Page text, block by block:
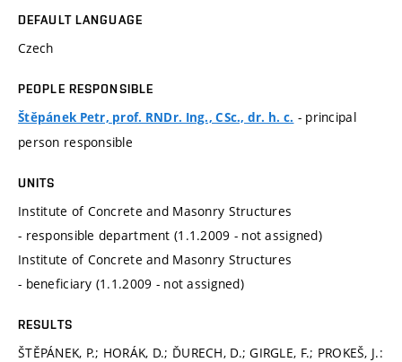
DEFAULT LANGUAGE
Czech
PEOPLE RESPONSIBLE
Štěpánek Petr, prof. RNDr. Ing., CSc., dr. h. c. - principal
person responsible
UNITS
Institute of Concrete and Masonry Structures
- responsible department (1.1.2009 - not assigned)
Institute of Concrete and Masonry Structures
- beneficiary (1.1.2009 - not assigned)
RESULTS
ŠTĚPÁNEK, P.; HORÁK, D.; ĎURECH, D.; GIRGLE, F.; PROKEŠ, J.: